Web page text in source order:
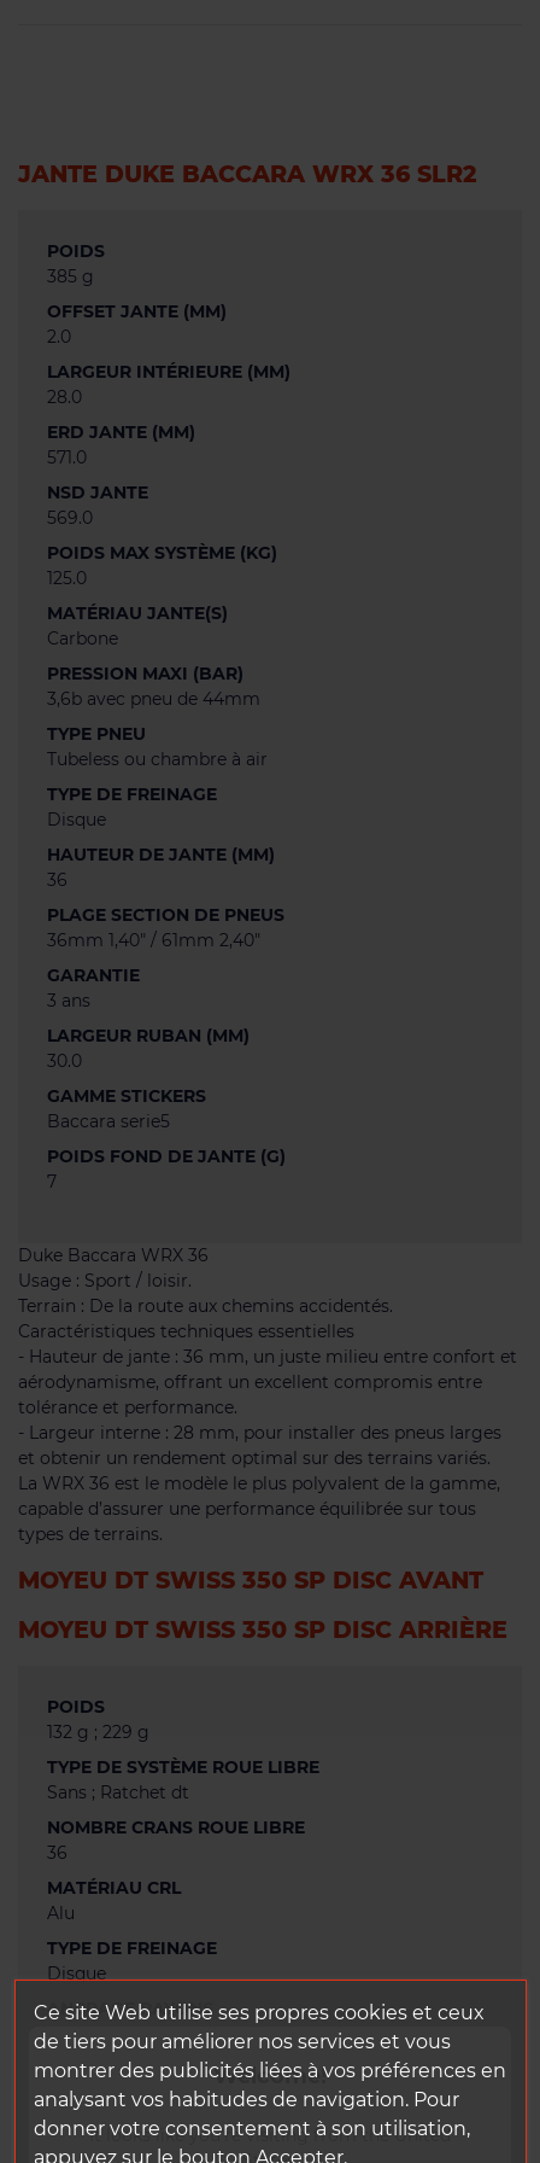
Welcome!
It looks like you're visiting from the United
JANTE DUKE BACCARA WRX 36 SLR2
POIDS
385 g
OFFSET JANTE (MM)
2.0
LARGEUR INTÉRIEURE (MM)
28.0
ERD JANTE (MM)
571.0
NSD JANTE
569.0
POIDS MAX SYSTÈME (KG)
125.0
MATÉRIAU JANTE(S)
Carbone
PRESSION MAXI (BAR)
3,6b avec pneu de 44mm
TYPE PNEU
Tubeless ou chambre à air
TYPE DE FREINAGE
Disque
HAUTEUR DE JANTE (MM)
36
PLAGE SECTION DE PNEUS
36mm 1,40" / 61mm 2,40"
GARANTIE
3 ans
LARGEUR RUBAN (MM)
30.0
GAMME STICKERS
Baccara serie5
POIDS FOND DE JANTE (G)
7
Duke Baccara WRX 36
Usage : Sport / loisir.
Terrain : De la route aux chemins accidentés.
Caractéristiques techniques essentielles
- Hauteur de jante : 36 mm, un juste milieu entre confort et
aérodynamisme, offrant un excellent compromis entre
tolérance et performance.
- Largeur interne : 28 mm, pour installer des pneus larges
et obtenir un rendement optimal sur des terrains variés.
La WRX 36 est le modèle le plus polyvalent de la gamme,
capable d’assurer une performance équilibrée sur tous
types de terrains.
MOYEU DT SWISS 350 SP DISC AVANT
MOYEU DT SWISS 350 SP DISC ARRIÈRE
POIDS
132 g ; 229 g
TYPE DE SYSTÈME ROUE LIBRE
Sans ; Ratchet dt
NOMBRE CRANS ROUE LIBRE
36
MATÉRIAU CRL
Alu
TYPE DE FREINAGE
Disque
ANCRAGE RAYONS
Straight pull
GARANTIE
2 ans
GAMME STICKERS
Dt swiss 350
Ce site Web utilise ses propres cookies et ceux
de tiers pour améliorer nos services et vous
montrer des publicités liées à vos préférences en
analysant vos habitudes de navigation. Pour
donner votre consentement à son utilisation,
appuyez sur le bouton Accepter.